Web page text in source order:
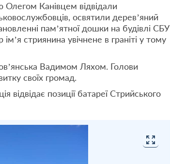
Олегом Канівцем відвідали
освятили дерев’яний
пам’ятної дошки на будівлі СБУ
стриянина увічнене в граніті у тому
Вадимом Ляхом. Голови
своїх громад.
відвідає позиції батареї Стрийського